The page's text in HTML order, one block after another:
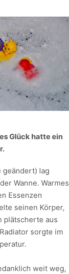
Glück hatte ein
geändert) lag
Wanne. Warmes
Essenzen
seinen Körper,
plätscherte aus
sorgte im
weit weg,